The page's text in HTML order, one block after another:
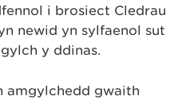
i brosiect Cledrau
newid yn sylfaenol sut
y ddinas.
amgylchedd gwaith